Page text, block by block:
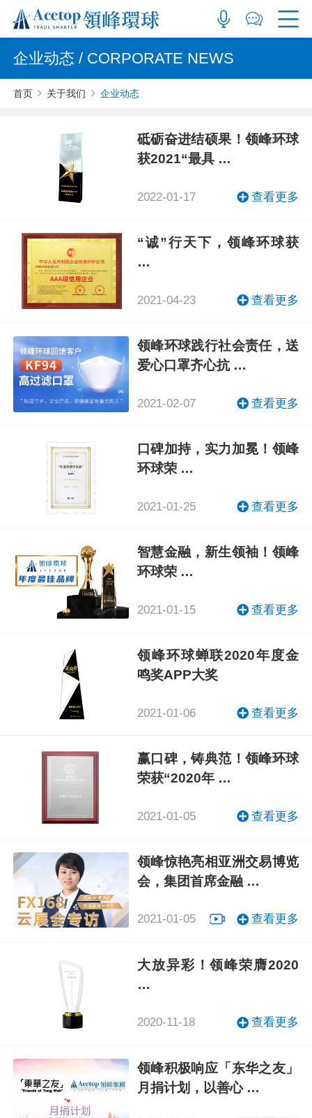
企业动态 / CORPORATE NEWS
首页 关于我们 企业动态
砥砺奋进结硕果！领峰环球
获2021“最具 …
2022-01-17 查看更多
“诚”行天下，领峰环球获
…
2021-04-23 查看更多
领峰环球践行社会责任，送
爱心口罩齐心抗 …
2021-02-07 查看更多
口碑加持，实力加冕！领峰
环球荣 …
2021-01-25 查看更多
智慧金融，新生领袖！领峰
环球荣 …
2021-01-15 查看更多
领峰环球蝉联2020年度金
鸣奖APP大奖
2021-01-06 查看更多
赢口碑，铸典范！领峰环球
荣获“2020年 …
2021-01-05 查看更多
领峰惊艳亮相亚洲交易博览
会，集团首席金融 …
2021-01-05 查看更多
大放异彩！领峰荣膺2020
…
2020-11-18 查看更多
领峰积极响应「东华之友」
月捐计划，以善心 …